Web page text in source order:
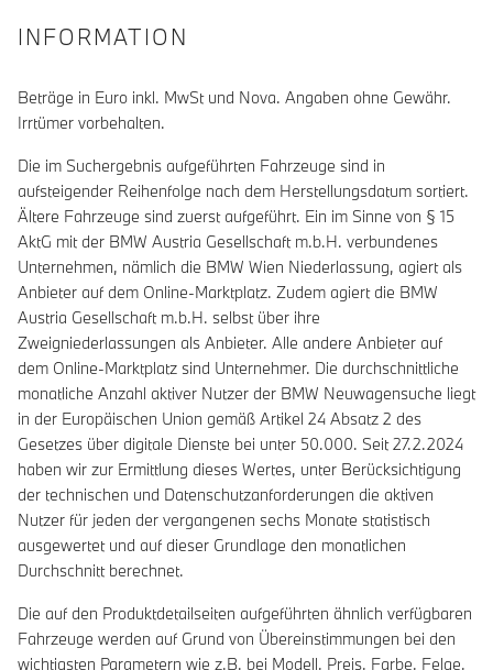
INFORMATION
Beträge in Euro inkl. MwSt und Nova. Angaben ohne Gewähr.
Irrtümer vorbehalten.
Die im Suchergebnis aufgeführten Fahrzeuge sind in
aufsteigender Reihenfolge nach dem Herstellungsdatum sortiert.
Ältere Fahrzeuge sind zuerst aufgeführt. Ein im Sinne von § 15
AktG mit der BMW Austria Gesellschaft m.b.H. verbundenes
Unternehmen, nämlich die BMW Wien Niederlassung, agiert als
Anbieter auf dem Online-Marktplatz. Zudem agiert die BMW
Austria Gesellschaft m.b.H. selbst über ihre
Zweigniederlassungen als Anbieter. Alle andere Anbieter auf
dem Online-Marktplatz sind Unternehmer. Die durchschnittliche
monatliche Anzahl aktiver Nutzer der BMW Neuwagensuche liegt
in der Europäischen Union gemäß Artikel 24 Absatz 2 des
Gesetzes über digitale Dienste bei unter 50.000. Seit 27.2.2024
haben wir zur Ermittlung dieses Wertes, unter Berücksichtigung
der technischen und Datenschutzanforderungen die aktiven
Nutzer für jeden der vergangenen sechs Monate statistisch
ausgewertet und auf dieser Grundlage den monatlichen
Durchschnitt berechnet.
Die auf den Produktdetailseiten aufgeführten ähnlich verfügbaren
Fahrzeuge werden auf Grund von Übereinstimmungen bei den
wichtigsten Parametern wie z.B. bei Modell, Preis, Farbe, Felge,